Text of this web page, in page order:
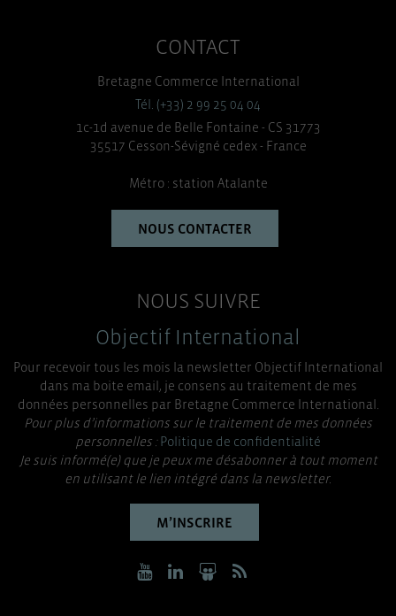
CONTACT
Bretagne Commerce International
Tél. (+33) 2 99 25 04 04
1c-1d avenue de Belle Fontaine - CS 31773
35517 Cesson-Sévigné cedex - France
Métro : station Atalante
NOUS CONTACTER
NOUS SUIVRE
Objectif International
Pour recevoir tous les mois la newsletter Objectif International
dans ma boite email, je consens au traitement de mes
données personnelles par Bretagne Commerce International.
Pour plus d’informations sur le traitement de mes données
personnelles :Politique de confidentialité
Je suis informé(e) que je peux me désabonner à tout moment
en utilisant le lien intégré dans la newsletter.
M’INSCRIRE